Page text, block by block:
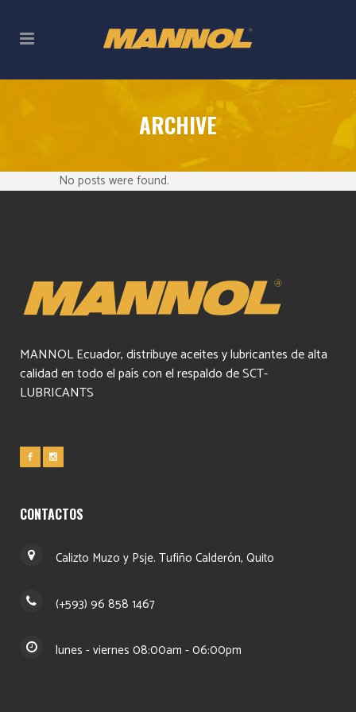
ARCHIVE
No posts were found.
MANNOL Ecuador, distribuye aceites y lubricantes de alta
calidad en todo el país con el respaldo de SCT-
LUBRICANTS
CONTACTOS
Calizto Muzo y Psje. Tufiño Calderón, Quito
(+593) 96 858 1467
lunes - viernes 08:00am - 06:00pm